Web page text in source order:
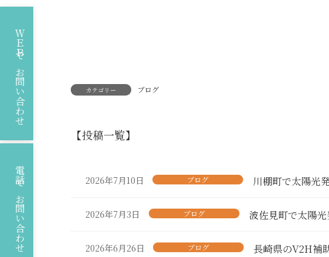
カテゴリー ブログ
【投稿一覧】
2026年7月10日 ブログ 川棚町で太陽光
2026年7月3日 ブログ 波佐見町で太陽
2026年6月26日 ブログ 長崎県のV2H補
ＷＥＢでお問い合わせ
電話でお問い合わせ